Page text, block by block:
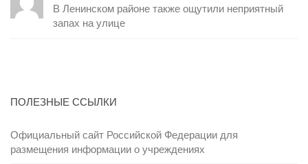
В Ленинском районе также ощутили неприятный
запах на улице
ПОЛЕЗНЫЕ ССЫЛКИ
Официальный сайт Российской Федерации для
размещения информации о учреждениях